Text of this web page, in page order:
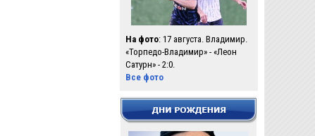
На фото: 17 августа. Владимир.
«Торпедо-Владимир» - «Леон
Сатурн» - 2:0.
Все фото